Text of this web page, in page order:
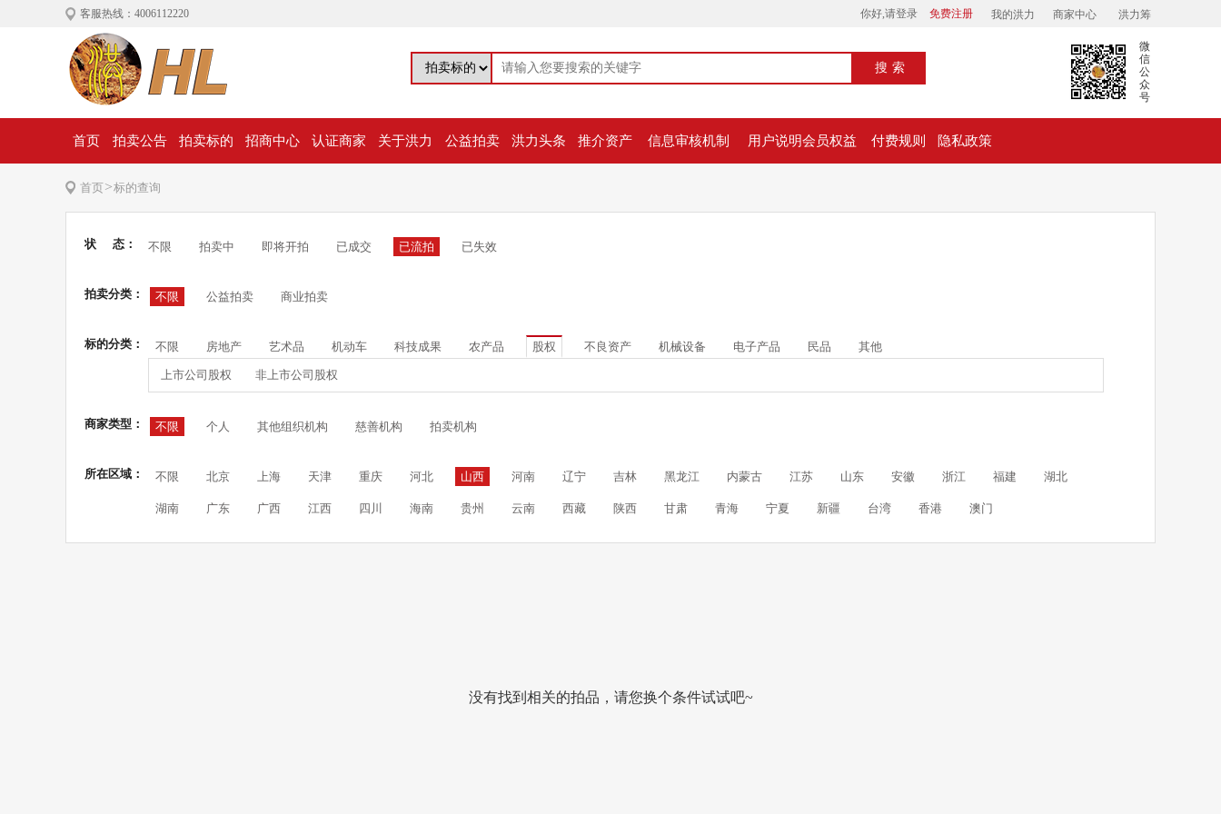
客服热线：4006112220 你好,请登录 免费注册 我的洪力 商家中心 洪力筹
搜索
微
信
公
众
号
首页 拍卖公告 拍卖标的 招商中心 认证商家 关于洪力 公益拍卖 洪力头条 推介资产 信息审核机制 用户说明会员权益 付费规则 隐私政策
首页>标的查询
状 态： 不限 拍卖中 即将开拍 已成交 已流拍 已失效
拍卖分类： 不限 公益拍卖 商业拍卖
标的分类： 不限 房地产 艺术品 机动车 科技成果 农产品 股权 不良资产 机械设备 电子产品 民品 其他
上市公司股权 非上市公司股权
商家类型： 不限 个人 其他组织机构 慈善机构 拍卖机构
所在区域： 不限 北京 上海 天津 重庆 河北 山西 河南 辽宁 吉林 黑龙江 内蒙古 江苏 山东 安徽 浙江 福建 湖北
湖南 广东 广西 江西 四川 海南 贵州 云南 西藏 陕西 甘肃 青海 宁夏 新疆 台湾 香港 澳门
没有找到相关的拍品，请您换个条件试试吧~